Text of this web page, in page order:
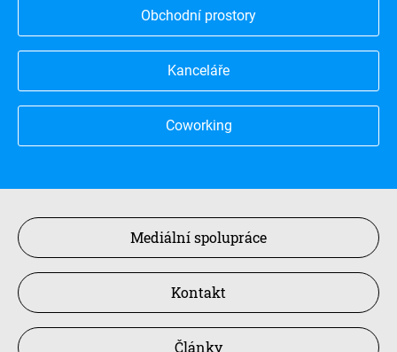
Obchodní prostory
Kanceláře
Coworking
Mediální spolupráce
Kontakt
Články